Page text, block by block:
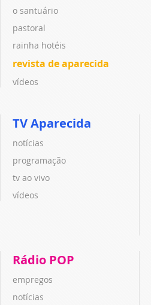
o santuário
pastoral
rainha hotéis
revista de aparecida
vídeos
TV Aparecida
notícias
programação
tv ao vivo
vídeos
Rádio POP
empregos
notícias